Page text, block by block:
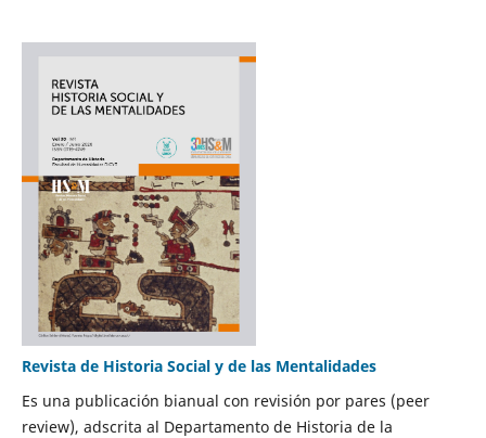
Revista de Historia Social y de las Mentalidades
Es una publicación bianual con revisión por pares (peer
review), adscrita al Departamento de Historia de la